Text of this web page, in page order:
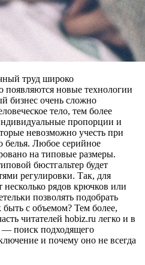
труд широко
появляются новые технологии
бизнес очень сложно
тело, тем более
пропорции и
невозможно учесть при
белья. Любое серийное
на типовые размеры.
бюстгальтер будет
регулировки. Так, для
рядов крючков или
позволять подобрать
с объемом? Тем более,
читателей hobiz.ru легко и в
— поиск подходящего
и почему оно не всегда